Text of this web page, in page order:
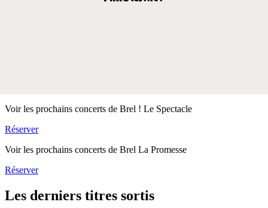
Voir les prochains concerts de Brel ! Le Spectacle
Réserver
Voir les prochains concerts de Brel La Promesse
Réserver
Les derniers titres sortis